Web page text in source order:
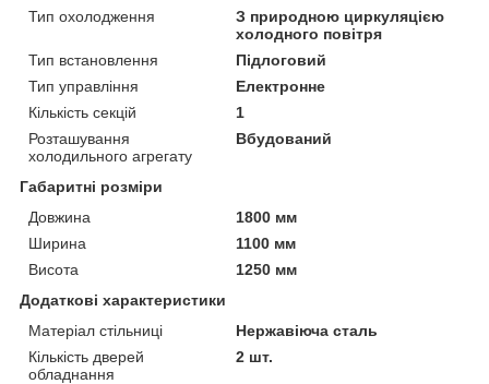
Тип охолодження
З природною циркуляцією
холодного повітря
Тип встановлення
Підлоговий
Тип управління
Електронне
Кількість секцій
1
Розташування
холодильного агрегату
Вбудований
Габаритні розміри
Довжина
1800 мм
Ширина
1100 мм
Висота
1250 мм
Додаткові характеристики
Матеріал стільниці
Нержавіюча сталь
Кількість дверей
обладнання
2 шт.